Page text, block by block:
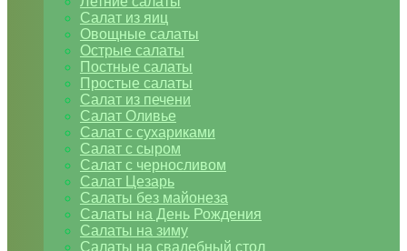
Салат из яиц
Овощные салаты
Острые салаты
Постные салаты
Простые салаты
Салат из печени
Салат Оливье
Салат с сухариками
Салат с сыром
Салат с черносливом
Салат Цезарь
Салаты без майонеза
Салаты на День Рождения
Салаты на зиму
Салаты на свадебный стол